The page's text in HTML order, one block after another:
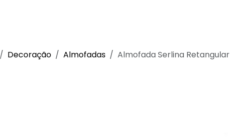
Decoração Almofadas Almofada Serlina Retangular